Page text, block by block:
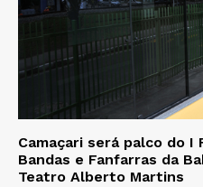
Camaçari será palco do I
Bandas e Fanfarras da
Teatro Alberto Martins